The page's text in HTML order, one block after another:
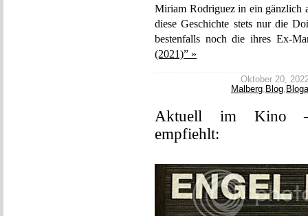
Miriam Rodriguez in ein gänzlich
diese Geschichte stets nur die
bestenfalls noch die ihres Ex-
(2021)” »
Oktober 20,
Malberg, Blog,
Aktuell im Kino –
empfiehlt: